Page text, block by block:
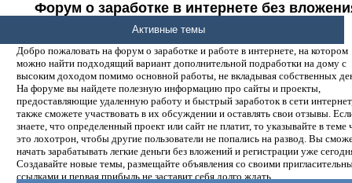
Форум о заработке в интернете без
денег.
Добро пожаловать на форум о заработке и работе в интернете, на котором
можно найти подходящий вариант дополнительной подработки на дому с
высоким доходом помимо основной работы, не вкладывая собственных
На форуме вы найдете полезную информацию про сайты и проекты,
предоставляющие удаленную работу и быстрый заработок в сети
также сможете участвовать в их обсуждении и оставлять свои отзывы.
знаете, что определенный проект или сайт не платит, то указывайте в теме
это лохотрон, чтобы другие пользователи не попались на развод. Вы
начать зарабатывать легкие деньги без вложений и регистрации уже
Создавайте новые темы, размещайте объявления со своими
ссылками и первая прибыль не заставит себя долго ждать.
Активные темы